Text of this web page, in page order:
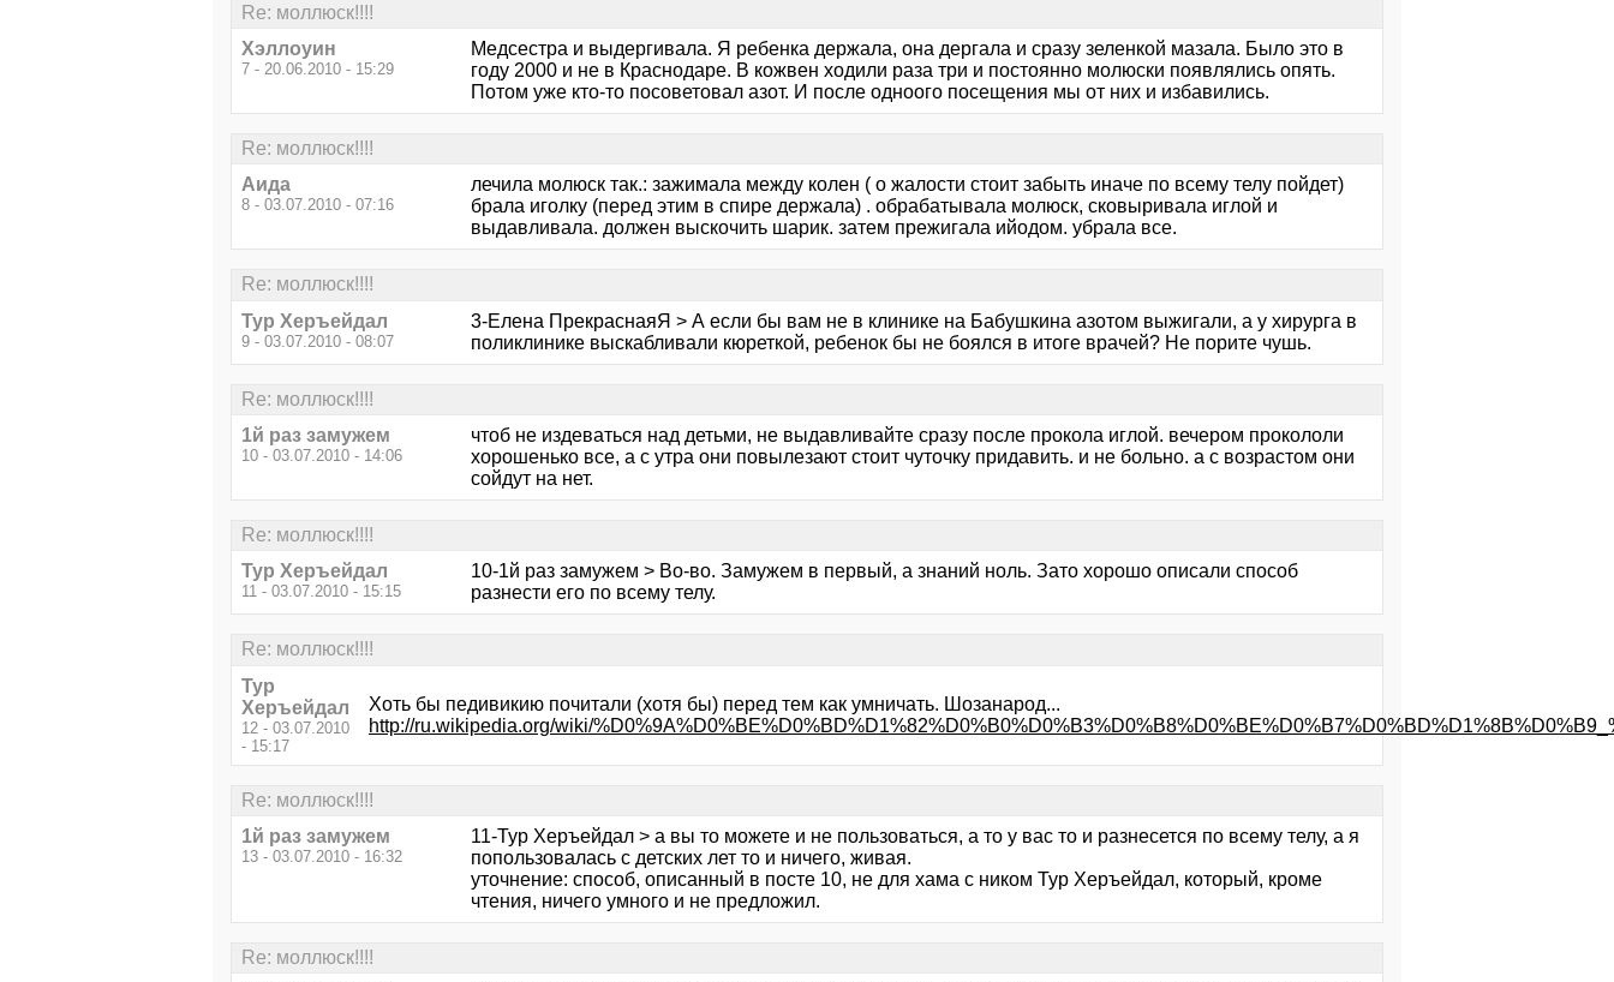
Re: моллюск!!!!
Хэллоуин
7 - 20.06.2010 - 15:29
Медсестра и выдергивала. Я ребенка держала, она дергала и сразу зеленкой мазала. Было это в
году 2000 и не в Краснодаре. В кожвен ходили раза три и постоянно молюски появлялись опять.
Потом уже кто-то посоветовал азот. И после одноого посещения мы от них и избавились.
Re: моллюск!!!!
Аида
8 - 03.07.2010 - 07:16
лечила молюск так.: зажимала между колен ( о жалости стоит забыть иначе по всему телу пойдет)
брала иголку (перед этим в спире держала) . обрабатывала молюск, сковыривала иглой и
выдавливала. должен выскочить шарик. затем прежигала ийодом. убрала все.
Re: моллюск!!!!
Тур Херъейдал
9 - 03.07.2010 - 08:07
3-Елена ПрекраснаяЯ > А если бы вам не в клинике на Бабушкина азотом выжигали, а у хирурга в
поликлинике выскабливали кюреткой, ребенок бы не боялся в итоге врачей? Не порите чушь.
Re: моллюск!!!!
1й раз замужем
10 - 03.07.2010 - 14:06
чтоб не издеваться над детьми, не выдавливайте сразу после прокола иглой. вечером прокололи
хорошенько все, а с утра они повылезают стоит чуточку придавить. и не больно. а с возрастом они
сойдут на нет.
Re: моллюск!!!!
Тур Херъейдал
11 - 03.07.2010 - 15:15
10-1й раз замужем > Во-во. Замужем в первый, а знаний ноль. Зато хорошо описали способ
разнести его по всему телу.
Re: моллюск!!!!
Тур
Херъейдал
12 - 03.07.2010
- 15:17
Хоть бы педивикию почитали (хотя бы) перед тем как умничать. Шозанарод...
http://ru.wikipedia.org/wiki/
Re: моллюск!!!!
1й раз замужем
13 - 03.07.2010 - 16:32
11-Тур Херъейдал > а вы то можете и не пользоваться, а то у вас то и разнесется по всему телу, а я
попользовалась с детских лет то и ничего, живая.
уточнение: способ, описанный в посте 10, не для хама с ником Тур Херъейдал, который, кроме
чтения, ничего умного и не предложил.
Re: моллюск!!!!